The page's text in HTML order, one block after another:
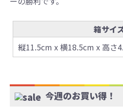
箱サイ
縦11.5cm x 横18.5cm x 高さ
今週のお買い得！